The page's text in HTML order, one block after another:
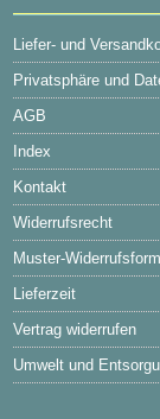
Liefer- und
Privatsphäre und
AGB
Index
Kontakt
Widerrufsrecht
Muster-
Lieferzeit
Vertrag widerrufen
Umwelt und